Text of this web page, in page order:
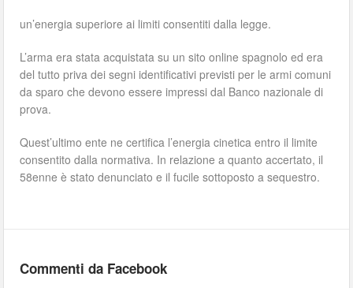
un’energia superiore ai limiti consentiti dalla legge.
L’arma era stata acquistata su un sito online spagnolo ed era
del tutto priva dei segni identificativi previsti per le armi comuni
da sparo che devono essere impressi dal Banco nazionale di
prova.
Quest’ultimo ente ne certifica l’energia cinetica entro il limite
consentito dalla normativa. In relazione a quanto accertato, il
58enne è stato denunciato e il fucile sottoposto a sequestro.
Commenti da Facebook